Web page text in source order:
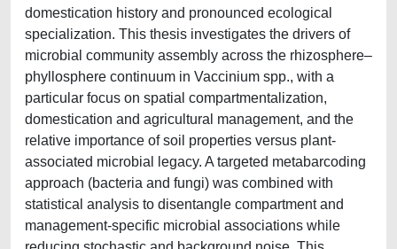
domestication history and pronounced ecological
specialization. This thesis investigates the drivers of
microbial community assembly across the rhizosphere–
phyllosphere continuum in Vaccinium spp., with a
particular focus on spatial compartmentalization,
domestication and agricultural management, and the
relative importance of soil properties versus plant-
associated microbial legacy. A targeted metabarcoding
approach (bacteria and fungi) was combined with
statistical analysis to disentangle compartment and
management-specific microbial associations while